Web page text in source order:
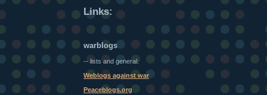
Links:
warblogs
-- lists and general:
Weblogs against war
Peaceblogs.org